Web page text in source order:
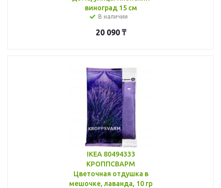
виноград 15 см
В наличии
20 090₸
IKEA 80494333
КРОППСВАРМ
Цветочная отдушка в
мешочке, лаванда, 10 гр